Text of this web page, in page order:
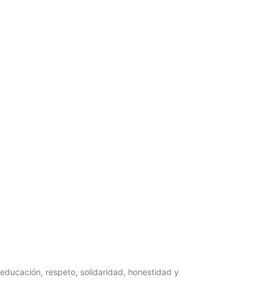
respeto, solidaridad, honestidad y